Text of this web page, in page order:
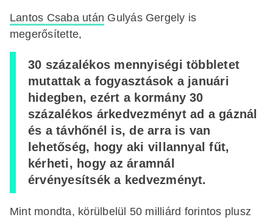
Lantos Csaba után Gulyás Gergely is
megerősítette,
30 százalékos mennyiségi többletet
mutattak a fogyasztások a januári
hidegben, ezért a kormány 30
százalékos árkedvezményt ad a gáznál
és a távhőnél is, de arra is van
lehetőség, hogy aki villannyal fűt,
kérheti, hogy az áramnál
érvényesítsék a kedvezményt.
Mint mondta, körülbelül 50 milliárd forintos plusz